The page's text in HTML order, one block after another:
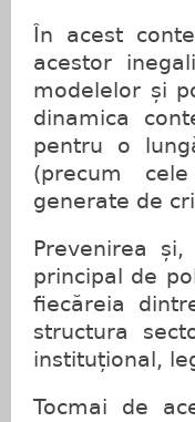
În acest
acestor
modelelor și
dinamica
pentru o
(precum
generate de
Prevenirea
principal de
fiecăreia
structura
instituțional,
Tocmai de